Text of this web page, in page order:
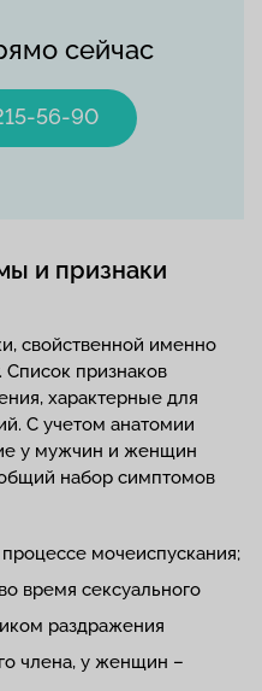
сейчас
56-90
и признаки
свойственной именно
Список признаков
характерные для
С учетом анатомии
у мужчин и женщин
набор симптомов
мочеиспускания;
время сексуального
раздражения
члена, у женщин –